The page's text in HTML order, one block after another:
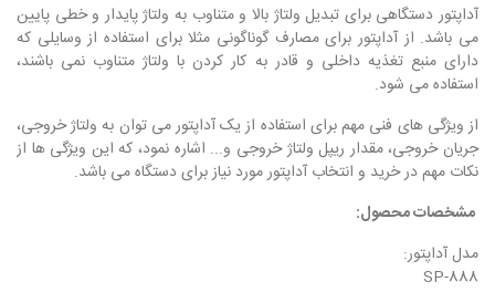
آداپتور دستگاهی برای تبدیل ولتاژ بالا و متناوب به ولتاژ پایدار و خطی پایین
می باشد. از آداپتور برای مصارف گوناگونی مثلا برای استفاده از وسایلی که
دارای منبع تغذیه داخلی و قادر به کار کردن با ولتاژ متناوب نمی باشند،
استفاده می شود.
از ویژگی های فنی مهم برای استفاده از یک آداپتور می توان به ولتاژ خروجی،
جریان خروجی، مقدار ریپل ولتاژ خروجی و... اشاره نمود، که این ویژگی ها از
نکات مهم در خرید و انتخاب آداپتور مورد نیاز برای دستگاه می باشد.
مشخصات محصول:
مدل آداپتور:
SP-888